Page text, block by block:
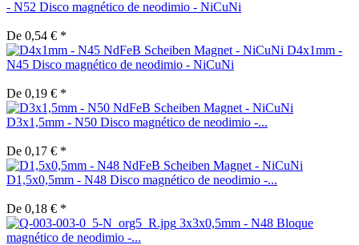
- N52 Disco magnético de neodimio - NiCuNi
De 0,54 € *
D4x1mm -
N45 Disco magnético de neodimio - NiCuNi
De 0,19 € *
D3x1,5mm - N50 Disco magnético de neodimio -...
De 0,17 € *
D1,5x0,5mm - N48 Disco magnético de neodimio -...
De 0,18 € *
3x3x0,5mm - N48 Bloque
magnético de neodimio -...